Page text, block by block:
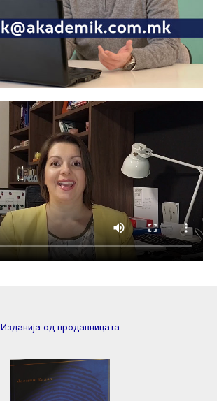
Изданија од продавницата